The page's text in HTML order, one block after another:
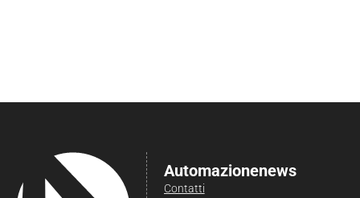
Automazionenews
Contatti